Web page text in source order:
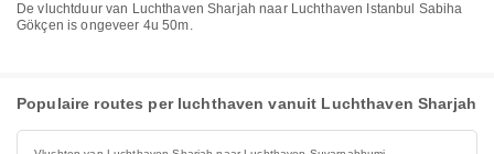
De vluchtduur van Luchthaven Sharjah naar Luchthaven Istanbul Sabiha
Gökçen is ongeveer 4u 50m.
Populaire routes per luchthaven vanuit Luchthaven Sharjah